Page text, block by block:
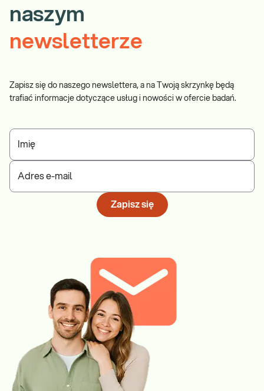
naszym
newsletterze
Zapisz się do naszego newslettera, a na Twoją skrzynkę będą
trafiać informacje dotyczące usług i nowości w ofercie badań.
Imię
Adres e-mail
Zapisz się